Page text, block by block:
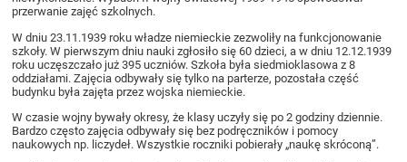
przerwanie zajęć szkolnych.
W dniu 23.11.1939 roku władze niemieckie zezwoliły na funkcjonowanie
szkoły. W pierwszym dniu nauki zgłosiło się 60 dzieci, a w dniu 12.12.1939
roku uczęszczało już 395 uczniów. Szkoła była siedmioklasowa z 8
oddziałami. Zajęcia odbywały się tylko na parterze, pozostała część
budynku była zajęta przez wojska niemieckie.
W czasie wojny bywały okresy, że klasy uczyły się po 2 godziny dziennie.
Bardzo często zajęcia odbywały się bez podręczników i pomocy
naukowych np. liczydeł. Wszystkie roczniki pobierały „naukę skróconą”.